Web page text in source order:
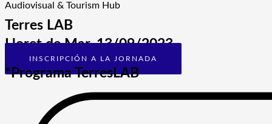
Audiovisual & Tourism Hub
Terres LAB
Lloret de Mar, 13/09/2023
INSCRIPCIÓN A LA JORNADA
*Programa TerresLAB